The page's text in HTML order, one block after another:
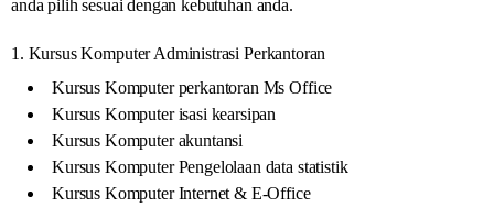
anda pilih sesuai dengan kebutuhan anda.
1. Kursus Komputer Administrasi Perkantoran
Kursus Komputer perkantoran Ms Office
Kursus Komputer isasi kearsipan
Kursus Komputer akuntansi
Kursus Komputer Pengelolaan data statistik
Kursus Komputer Internet & E-Office